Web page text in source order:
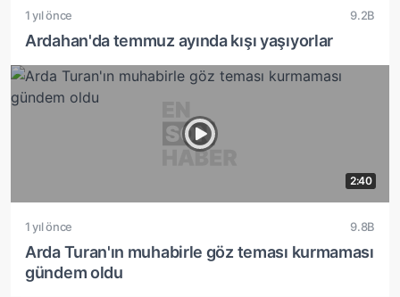
1 yıl önce 9.2B
Ardahan'da temmuz ayında kışı yaşıyorlar
2:40
1 yıl önce 9.8B
Arda Turan'ın muhabirle göz teması kurmaması
gündem oldu